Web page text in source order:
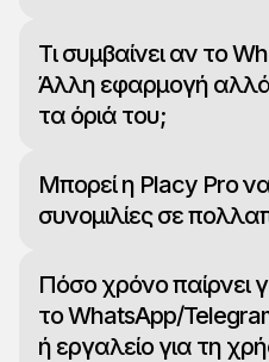
Τι συμβαίνει αν το
Άλλη εφαρμογή
τα όριά του;
Μπορεί η Placy Pro
συνομιλίες σε
Πόσο χρόνο παίρνει
το WhatsApp/
ή εργαλείο για τη